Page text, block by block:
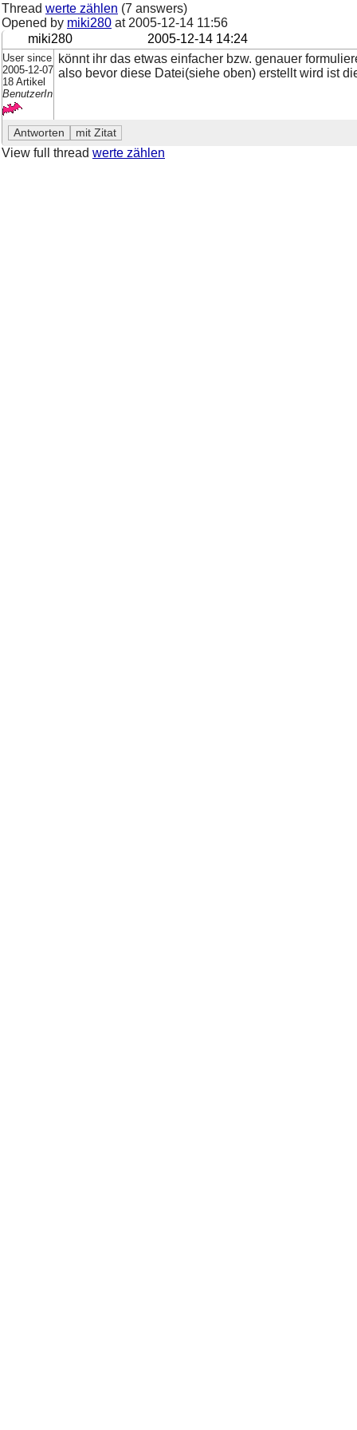
Thread werte zählen (7 answers)
Opened by miki280 at 2005-12-14 11:56
miki280
2005-12-14 14:24
User since
2005-12-07
18 Artikel
BenutzerIn
könnt ihr das etwas einfacher bzw. genauer
also bevor diese Datei(siehe oben) erstellt wird ist
View full thread werte zählen